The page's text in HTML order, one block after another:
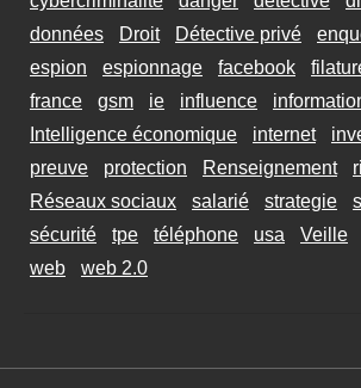
données
Droit Détective privé
espion
espionnage facebook
france
gsm ie influence
Intelligence économique
internet
preuve
protection Renseignement
Réseaux sociaux
salarié strategie
sécurité
tpe téléphone usa Veille
web
web 2.0